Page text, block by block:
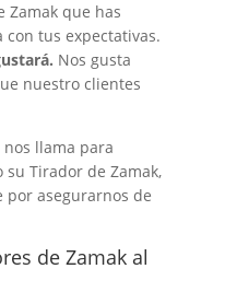
Zamak que has
con tus expectativas.
Nos gusta
nuestro clientes
llama para
Tirador de Zamak,
por asegurarnos de
de Zamakal